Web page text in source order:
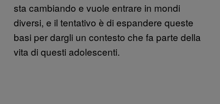
sta cambiando e vuole entrare in mondi
diversi, e il tentativo è di espandere queste
basi per dargli un contesto che fa parte della
vita di questi adolescenti.